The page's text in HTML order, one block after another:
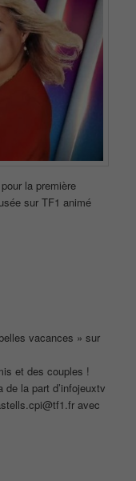
la première
sur TF1 animé
vacances » sur
et des couples !
de la part d’infojeuxtv
avec